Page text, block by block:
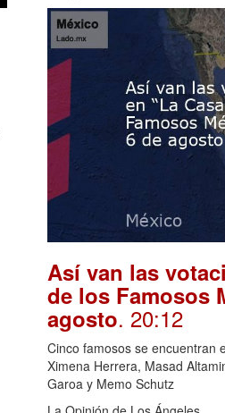
Así van las
de los Famosos
agosto. 20:12
Cinco famosos se encuentran
Ximena Herrera, Masad
Garoa y Memo Schutz